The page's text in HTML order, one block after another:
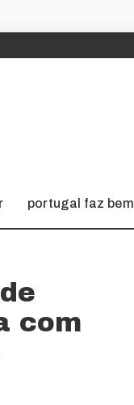
portugal faz bem
com